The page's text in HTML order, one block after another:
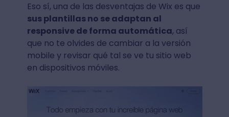
Eso sí, una de las desventajas de Wix es que
sus plantillas no se adaptan al
responsive de forma automática, así
que no te olvides de cambiar a la versión
mobile y revisar qué tal se ve tu sitio web
en dispositivos móviles.